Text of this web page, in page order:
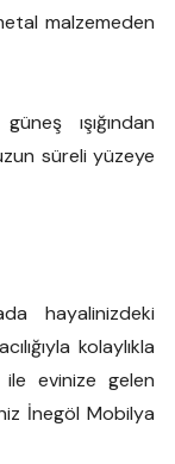
malzemeden
ışığından
süreli yüzeye
hayalinizdeki
kolaylıkla
ile evinize gelen
İnegöl Mobilya